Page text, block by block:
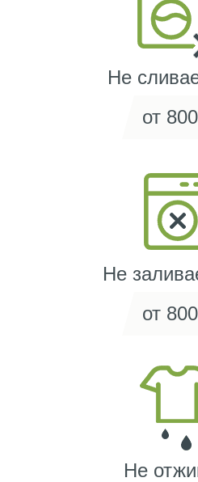
Не
от
Не
от
Не